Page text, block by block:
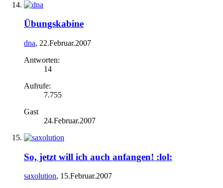
Übungskabine
dna, 22.Februar.2007
Antworten:
14
Aufrufe:
7.755
Gast
24.Februar.2007
So, jetzt will ich auch anfangen! :lol:
saxolution, 15.Februar.2007